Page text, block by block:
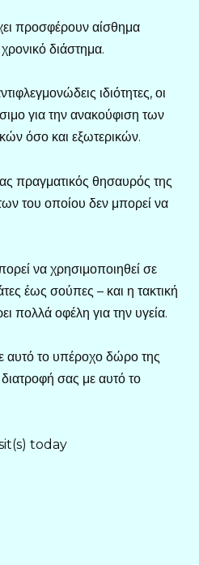
προσφέρουν αίσθημα
διάστημα.
ιδιότητες, οι
για την ανακούφιση των
όσο και εξωτερικών.
πραγματικός θησαυρός της
του οποίου δεν μπορεί να
να χρησιμοποιηθεί σε
έως σούπες – και η τακτική
πολλά οφέλη για την υγεία.
αυτό το υπέροχο δώρο της
σας με αυτό το
today